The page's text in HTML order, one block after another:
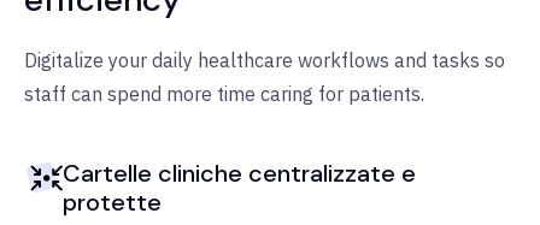
Digitalize your daily healthcare workflows and tasks so
staff can spend more time caring for patients.
Cartelle cliniche centralizzate e
protette